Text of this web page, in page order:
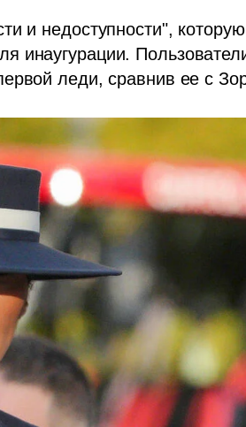
и недоступности", которую
инаугурации.
леди, сравнив ее с